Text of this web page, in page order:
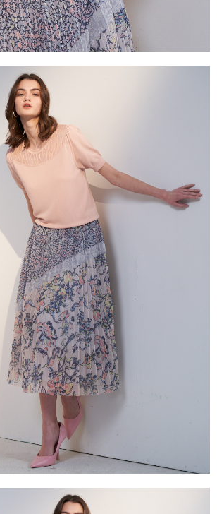
。
帳號或使用他人資訊註冊。若發現惡意使用之情形，
將有權停止該用戶之使用額度並採取法律行動。